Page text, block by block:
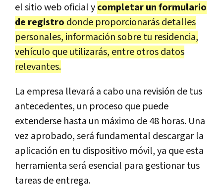
el sitio web oficial ycompletar un formulario
de registro donde proporcionarás detalles
personales, información sobre tu residencia,
vehículo que utilizarás, entre otros datos
relevantes.
La empresa llevará a cabo una revisión de tus
antecedentes, un proceso que puede
extenderse hasta un máximo de 48 horas. Una
vez aprobado, será fundamental descargar la
aplicación en tu dispositivo móvil, ya que esta
herramienta será esencial para gestionar tus
tareas de entrega.